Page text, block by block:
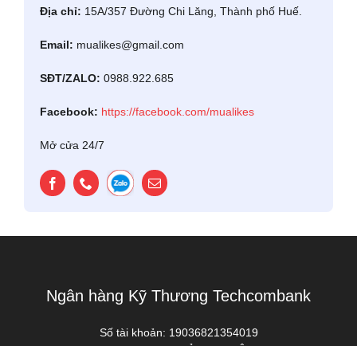
Địa chỉ: 15A/357 Đường Chi Lăng, Thành phố Huế.
Email: mualikes@gmail.com
SĐT/ZALO: 0988.922.685
Facebook: https://facebook.com/mualikes
Mở cửa 24/7
Ngân hàng Kỹ Thương Techcombank
Số tài khoản: 19036821354019